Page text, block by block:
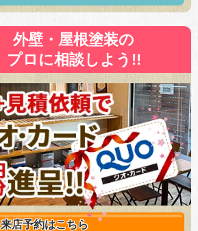
外壁・屋根塗装の
プロに相談しよう!!
来店予約はこちら